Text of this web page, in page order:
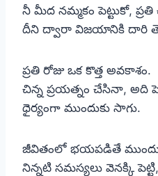
నీ మీద నమ్మకం పెట్టుకో,
దీని ద్వారా విజయానికి దారి
ప్రతి రోజు ఒక కొత్త అవకాశం.
చిన్న ప్రయత్నం చేసినా, అది
ధైర్యంగా ముందుకు సాగు.
జీవితంలో భయపడితే
నిన్నటి సమస్యలు వెనక్కి